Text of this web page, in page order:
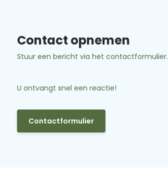
Contact opnemen
Stuur een bericht via het contactformulier.
U ontvangt snel een reactie!
Contactformulier